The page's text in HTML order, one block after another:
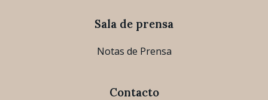
Sala de prensa
Notas de Prensa
Contacto